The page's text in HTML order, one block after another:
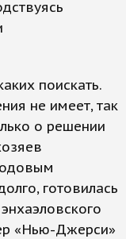
поискать.
не имеет, так
о решении
готовилась
«Нью-Джерси»